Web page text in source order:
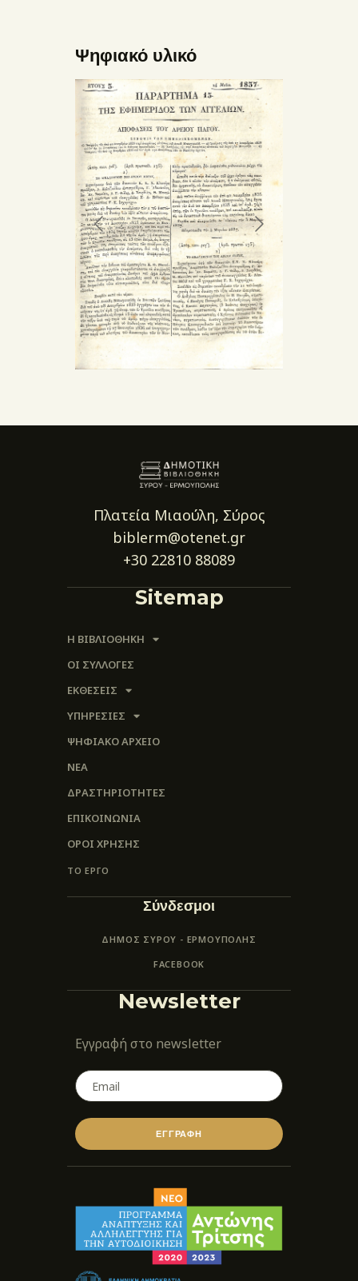
Ψηφιακό υλικό
Πλατεία Μιαούλη, Σύρος
biblerm@otenet.gr
+30 22810 88089
Sitemap
Η ΒΙΒΛΙΟΘΗΚΗ
ΟΙ ΣΥΛΛΟΓΈΣ
ΕΚΘΕΣΕΙΣ
ΥΠΗΡΕΣΙΕΣ
ΨΗΦΙΑΚΌ ΑΡΧΕΊΟ
ΝΕΑ
ΔΡΑΣΤΗΡΙΟΤΗΤΕΣ
ΕΠΙΚΟΙΝΩΝΊΑ
ΌΡΟΙ ΧΡΉΣΗΣ
ΤΟ ΕΡΓΟ
Σύνδεσμοι
ΔΗΜΟΣ ΣΥΡΟΥ - ΕΡΜΟΎΠΟΛΗΣ
FACEBOOK
Newsletter
Εγγραφή στο newsletter
ΕΓΓΡΑΦΗ